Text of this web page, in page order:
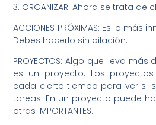
3. ORGANIZAR. Ahora se trata de
ACCIONES PRÓXIMAS: Es lo más
Debes hacerlo sin dilación.
PROYECTOS: Algo que lleva
es un proyecto. Los
cada cierto tiempo para ver si
tareas. En un proyecto puede
otras IMPORTANTES.